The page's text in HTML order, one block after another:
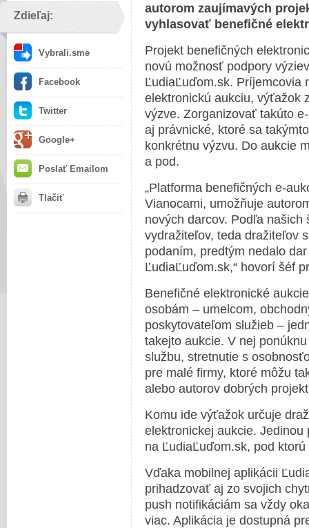
Zdieľaj:
Vybrali.sme
Facebook
Twitter
Google+
Poslať Emailom
Tlačiť
autorom zaujímavých
vyhlasovať benefičné
Projekt benefičných
novú možnosť podpory
ĽudiaĽuďom.sk. Príjemcovia
elektronickú aukciu, výťažok
výzve. Zorganizovať takúto
aj právnické, ktoré sa
konkrétnu výzvu. Do aukcie
a pod.
„Platforma benefičných e-
Vianocami, umožňuje
nových darcov. Podľa našich
vydražiteľov, teda dražiteľov
podaním, predtým nedalo
ĽudiaĽuďom.sk,“ hovorí šéf
Benefičné elektronické
osobám – umelcom,
poskytovateľom služieb –
takejto aukcie. V nej
službu, stretnutie s
pre malé firmy, ktoré môžu
alebo autorov dobrých
Komu ide výťažok určuje
elektronickej aukcie.
na ĽudiaĽuďom.sk, pod
Vďaka mobilnej aplikácii
prihadzovať aj zo svojich
push notifikáciám sa vždy
viac. Aplikácia je dostupná